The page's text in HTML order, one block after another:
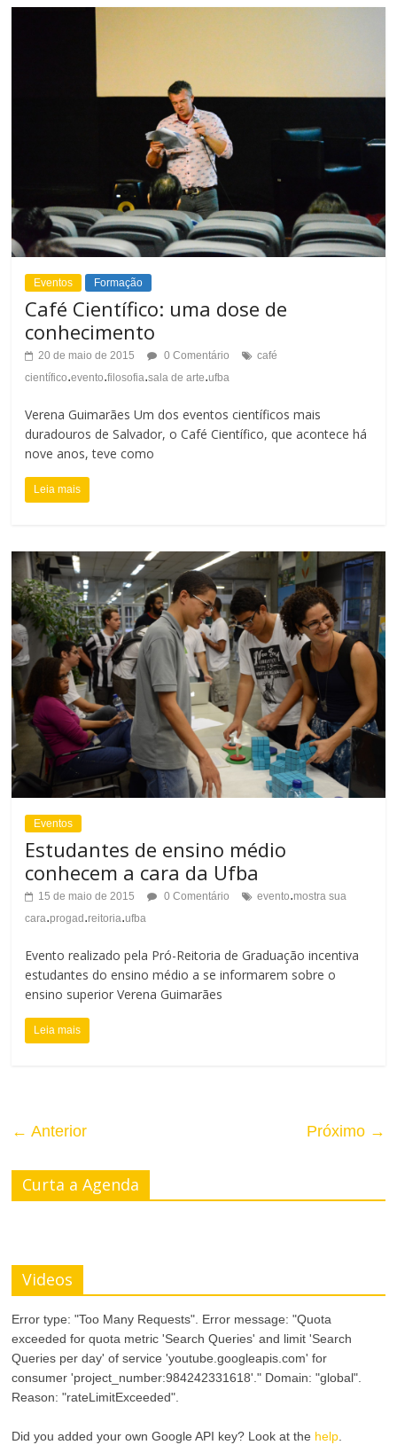
Eventos Formação
Café Científico: uma dose de
conhecimento
20 de maio de 2015 0 Comentário
café
científico.evento.filosofia.sala de arte.ufba
Verena Guimarães Um dos eventos científicos mais
duradouros de Salvador, o Café Científico, que acontece há
nove anos, teve como
Leia mais
Eventos
Estudantes de ensino médio
conhecem a cara da Ufba
15 de maio de 2015 0 Comentário evento.mostra sua
cara.progad .reitoria.ufba
Evento realizado pela Pró-Reitoria de Graduação incentiva
estudantes do ensino médio a se informarem sobre o
ensino superior Verena Guimarães
Leia mais
← Anterior Próximo →
Curta a Agenda
Videos
Error type: "Too Many Requests". Error message: "Quota
exceeded for quota metric 'Search Queries' and limit 'Search
Queries per day' of service 'youtube.googleapis.com' for
consumer 'project_number:984242331618'." Domain: "global".
Reason: "rateLimitExceeded".
Did you added your own Google API key? Look at the help.